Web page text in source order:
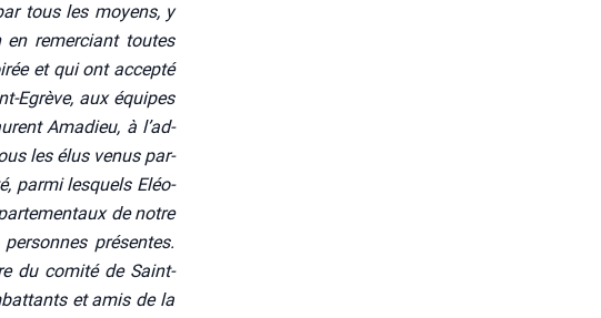
tous les moyens, y
remer­ciant toutes
et qui ont accep­té
Egrève, aux équipes
Ama­dieu, à l’ad­
les élus venus par­
par­mi les­quels Eléo­
de notre
pré­sentes.
du comi­té de Saint-
et amis de la